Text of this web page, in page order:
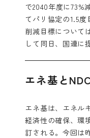
で2040年度に73%
てパリ協定の1.5度
削減目標について
して同日、国連に
エネ基と
エネ基は、エネル
経済性の確保、環
訂される。今回は